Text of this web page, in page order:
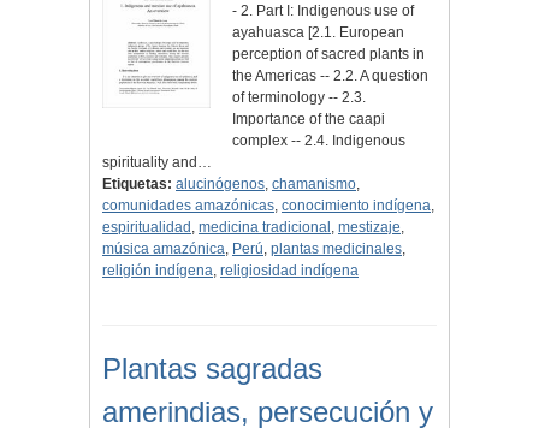
- 2. Part I: Indigenous use of
ayahuasca [2.1. European
perception of sacred plants in
the Americas -- 2.2. A question
of terminology -- 2.3.
Importance of the caapi
complex -- 2.4. Indigenous
spirituality and…
Etiquetas: alucinógenos, chamanismo,
comunidades amazónicas, conocimiento indígena,
espiritualidad , medicina tradicional , mestizaje,
música amazónica, Perú, plantas medicinales,
religión indígena, religiosidad indígena
Plantas sagradas
amerindias, persecución y